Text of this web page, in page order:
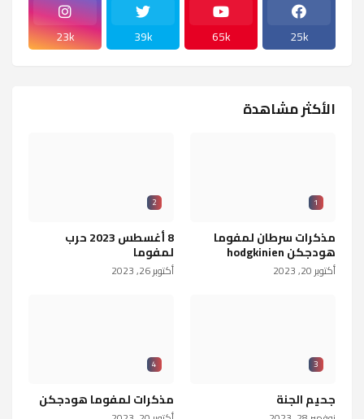
25k
65k
39k
23k
الأكثر مشاهدة
1
مذكرات سرطان لمفوما
هودجكن hodgkinien
أكتوبر 20, 2023
2
8 أغسطس 2023 حرب
لمفوما
أكتوبر 26, 2023
3
جحيم الجنة
4
مذكرات لمفوما هودجكن